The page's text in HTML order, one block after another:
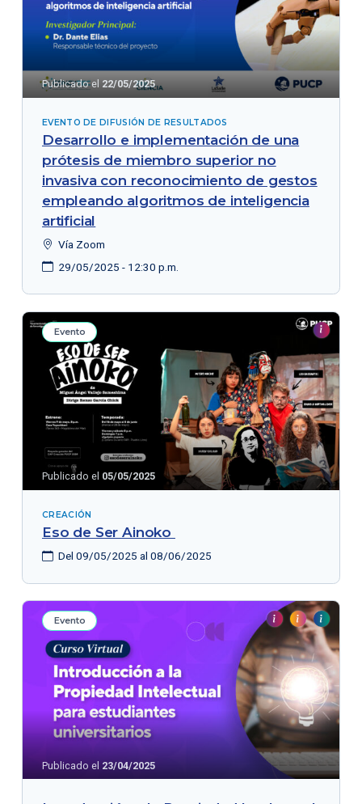
Publicado el 22/05/2025
EVENTO DE DIFUSIÓN DE RESULTADOS
Desarrollo e implementación de una
prótesis de miembro superior no
invasiva con reconocimiento de gestos
empleando algoritmos de inteligencia
artificial
Vía Zoom
29/05/2025 - 12:30 p.m.
Evento
Publicado el 05/05/2025
CREACIÓN
Eso de Ser Ainoko
Del 09/05/2025 al 08/06/2025
Evento
Publicado el 23/04/2025